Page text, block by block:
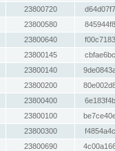
23800720
23800580
23800640
23800145
23800140
23800200
23800400
23800100
23800300
23800690